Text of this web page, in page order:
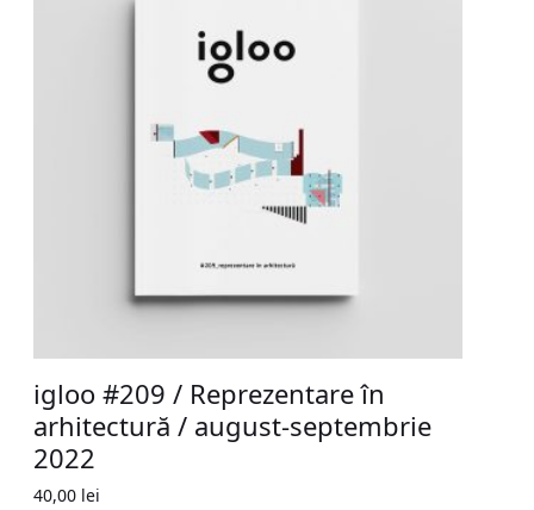
igloo #209 / Reprezentare în
arhitectură / august-septembrie
2022
40,00 lei